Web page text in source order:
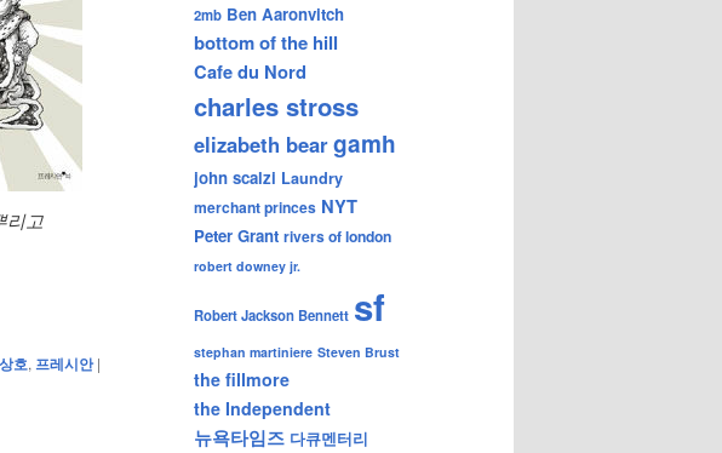
리고
호, 프레시안 |
2mb Ben Aaronvitch
bottom of the hill
Cafe du Nord
charles stross
elizabeth beargamh
john scalzi Laundry
merchant princes NYT
Peter Grant rivers of london
robert downey jr.
Robert Jackson Bennett sf
stephan martiniere Steven Brust
the fillmore
the Independent
뉴욕타임즈 다큐멘터리